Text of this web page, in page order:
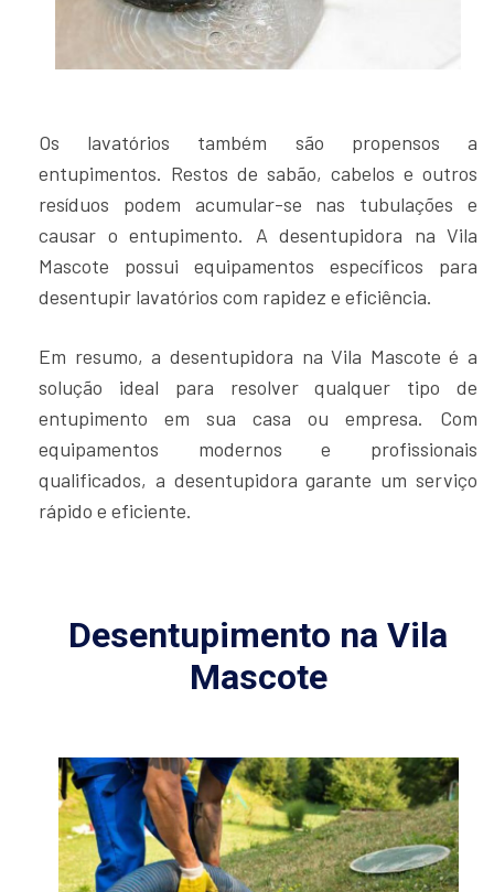
Os lavatórios também são propensos a
entupimentos. Restos de sabão, cabelos e outros
resíduos podem acumular-se nas tubulações e
causar o entupimento. A desentupidora na Vila
Mascote possui equipamentos específicos para
desentupir lavatórios com rapidez e eficiência.
Em resumo, a desentupidora na Vila Mascote é a
solução ideal para resolver qualquer tipo de
entupimento em sua casa ou empresa. Com
equipamentos modernos e profissionais
qualificados, a desentupidora garante um serviço
rápido e eficiente.
Desentupimento na Vila
Mascote